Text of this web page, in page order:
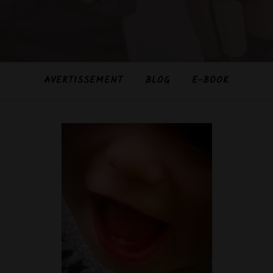
AVERTISSEMENT BLOG E-BOOK